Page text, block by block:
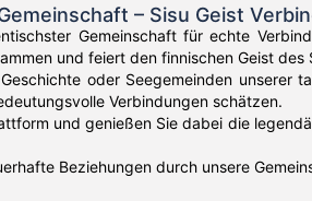
– Sisu Geist
Gemeinschaft für echte
und feiert den finnischen Geist des
oder Seegemeinden unserer
Verbindungen schätzen.
und genießen Sie dabei die
Beziehungen durch unsere